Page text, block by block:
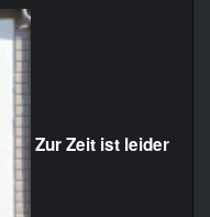
Zur Zeit ist leider